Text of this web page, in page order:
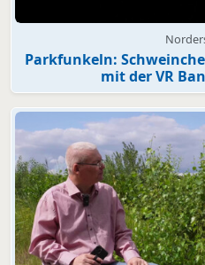
Parkfunkeln:
mit der VR